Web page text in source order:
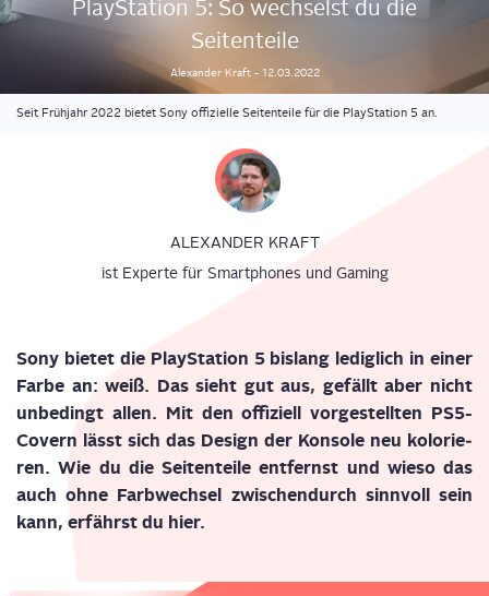
Play­Sta­ti­on 5: So wech­selst du die
Seitenteile
Alexander Kraft - 12.03.2022
Seit Frühjahr 2022 bietet Sony offizielle Seitenteile für die PlayStation 5 an.
ALEXANDER KRAFT
ist Experte für Smartphones und Gaming
Sony bie­tet die Play­Sta­ti­on 5 bis­lang ledig­lich in einer
Far­be an: weiß. Das sieht gut aus, gefällt aber nicht
unbe­dingt allen. Mit den offi­zi­ell vor­ge­stell­ten PS5-
Covern lässt sich das Design der Kon­so­le neu kolo­rie­
ren. Wie du die Sei­ten­tei­le ent­fernst und wie­so das
auch ohne Farb­wech­sel zwi­schen­durch sinn­voll sein
kann, erfährst du hier.